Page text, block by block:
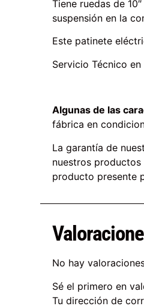
Tiene ruedas de
suspensión en la
Este patinete
Servicio Técnico
Algunas de las
fábrica en
La garantía de
nuestros productos
producto presente
No hay
Sé el primero en
Tu dirección de